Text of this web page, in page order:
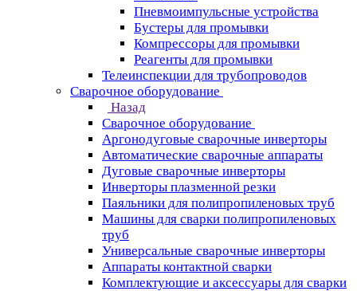
Пневмоимпульсные устройства
Бустеры для промывки
Компрессоры для промывки
Реагенты для промывки
Телеинспекции для трубопроводов
Сварочное оборудование
Назад
Сварочное оборудование
Аргонодуговые сварочные инверторы
Автоматические сварочные аппараты
Дуговые сварочные инверторы
Инверторы плазменной резки
Паяльники для полипропиленовых труб
Машины для сварки полипропиленовых
труб
Универсальные сварочные инверторы
Аппараты контактной сварки
Комплектующие и аксессуары для сварки